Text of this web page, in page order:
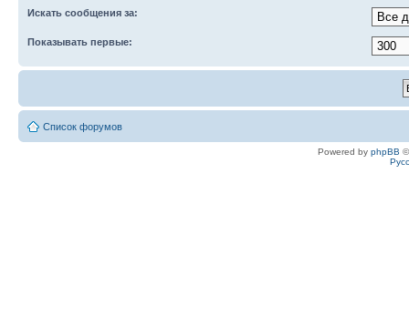
Искать сообщения за:
Показывать первые:
Список форумов
Powered by phpBB